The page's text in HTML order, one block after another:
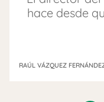
hace desde
RAÚL VÁZQUEZ